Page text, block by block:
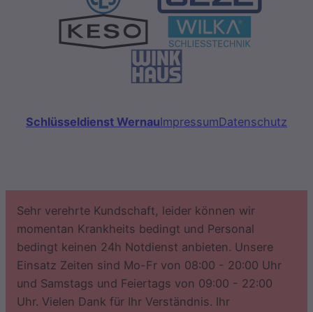
Schlüsseldienst WernauImpressumDatenschutz
Sehr verehrte Kundschaft, leider können wir
momentan Krankheits bedingt und Personal
bedingt keinen 24h Notdienst anbieten. Unsere
Einsatz Zeiten sind Mo-Fr von 08:00 - 20:00 Uhr
und Samstags und Feiertags von 09:00 - 22:00
Uhr. Vielen Dank für Ihr Verständnis. Ihr